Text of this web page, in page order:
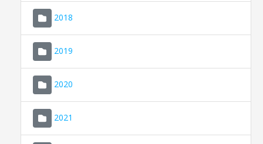
2018
2019
2020
2021